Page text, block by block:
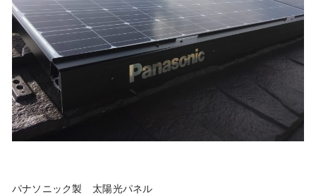
パナソニック製 太陽光パネル